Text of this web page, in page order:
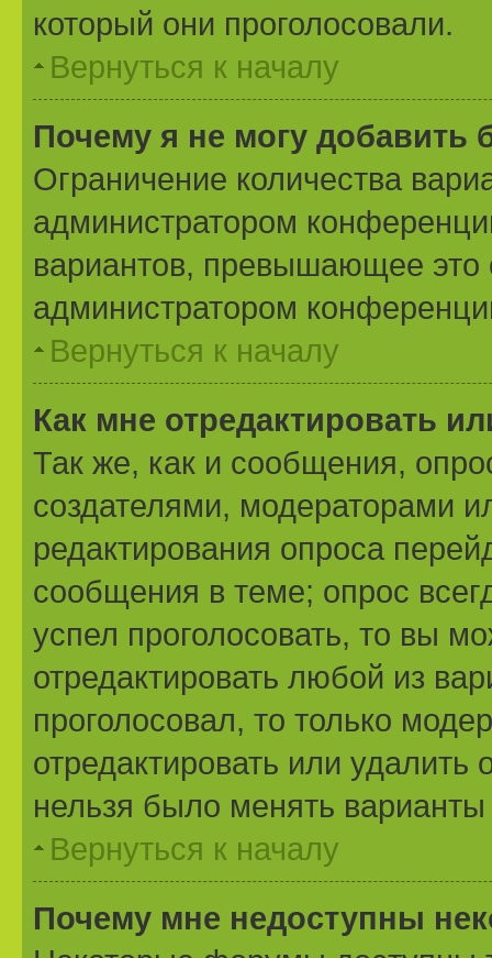
который они проголосовали.
Вернуться к началу
Почему я не могу добавить
Ограничение количества
администратором
вариантов, превышающее это
администратором
Вернуться к началу
Как мне отредактировать
Так же, как и сообщения,
создателями, модераторами
редактирования опроса
сообщения в теме; опрос
успел проголосовать, то вы
отредактировать любой из
проголосовал, то только
отредактировать или
нельзя было менять
Вернуться к началу
Почему мне недоступны